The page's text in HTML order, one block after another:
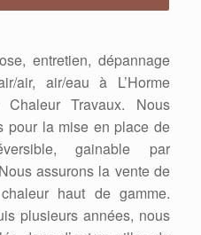
entretien, dépannage
air, air/eau à L’Horme
Travaux. Nous
pour la mise en place de
gainable par
assurons la vente de
haut de gamme.
plusieurs années, nous